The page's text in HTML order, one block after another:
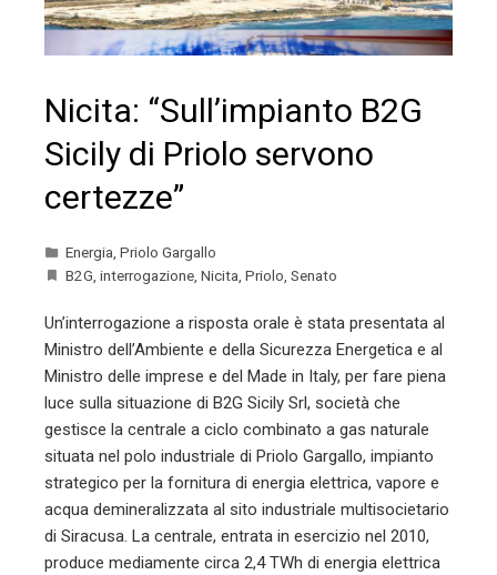
Nicita: “Sull’impianto B2G
Sicily di Priolo servono
certezze”
Energia Priolo Gargallo
B2G interrogazione Nicita Priolo Senato
Un’interrogazione a risposta orale è stata presentata al
Ministro dell’Ambiente e della Sicurezza Energetica e al
Ministro delle imprese e del Made in Italy, per fare piena
luce sulla situazione di B2G Sicily Srl, società che
gestisce la centrale a ciclo combinato a gas naturale
situata nel polo industriale di Priolo Gargallo, impianto
strategico per la fornitura di energia elettrica, vapore e
acqua demineralizzata al sito industriale multisocietario
di Siracusa. La centrale, entrata in esercizio nel 2010,
produce mediamente circa 2,4 TWh di energia elettrica